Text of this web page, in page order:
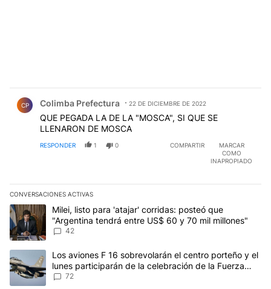
CP Colimba Prefectura 22 DE DICIEMBRE DE 2022
QUE PEGADA LA DE LA "MOSCA", SI QUE SE
LLENARON DE MOSCA
RESPONDER 1 0 COMPARTIR
MARCAR
COMO
INAPROPIADO
CONVERSACIONES ACTIVAS
Este listado muestra los artículos con más comentarios en los
Un artículo de tendencia con el título "Milei, listo para 'atajar'
Milei, listo para 'atajar' corridas: posteó que
"Argentina tendrá entre US$ 60 y 70 mil millones"
42
Un artículo de tendencia con el título "Los aviones F 16
Los aviones F 16 sobrevolarán el centro porteño y el
lunes participarán de la celebración de la Fuerza
Aérea
72